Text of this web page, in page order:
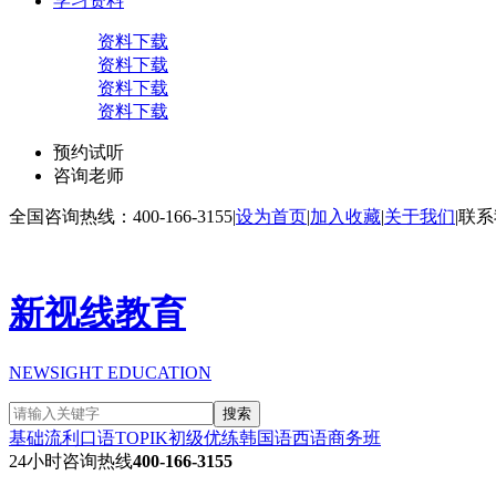
资料下载
资料下载
资料下载
资料下载
预约试听
咨询老师
全国咨询热线：400-166-3155|设为首页|加入收藏|关于我们|联
新视线教育
NEWSIGHT EDUCATION
搜索
基础流利口语TOPIK初级优练韩国语西语商务班
24小时咨询热线400-166-3155